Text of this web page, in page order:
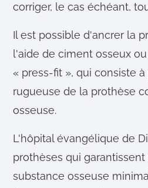
corriger, le cas échéant,
Il est possible d'ancrer la
l'aide de ciment osseux
« press-fit », qui consiste
rugueuse de la prothèse
osseuse.
L'hôpital évangélique de
prothèses qui
substance osseuse